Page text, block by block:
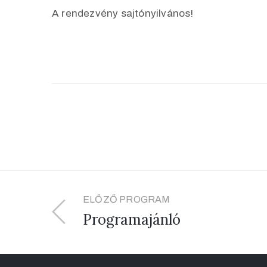
A rendezvény sajtónyilvános!
ELŐZŐ PROGRAM
Programajánló